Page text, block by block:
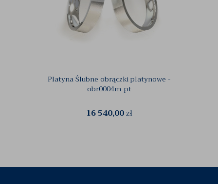
Platyna Ślubne obrączki platynowe -
obr0004m_pt
16 540,00zł